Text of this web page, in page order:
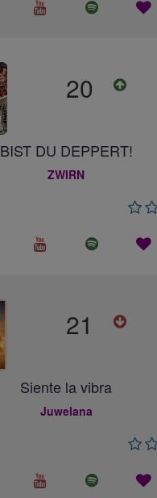
20
BIST DU DEPPERT!
ZWIRN
21
Siente la vibra
Juwelana